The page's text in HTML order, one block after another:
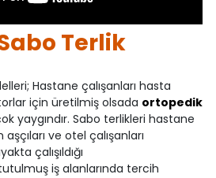
Terlik
Hastane çalışanları hasta
için üretilmiş olsada ortopedik
yaygındır. Sabo terlikleri hastane
ve otel çalışanları
çalışıldığı
iş alanlarında tercih